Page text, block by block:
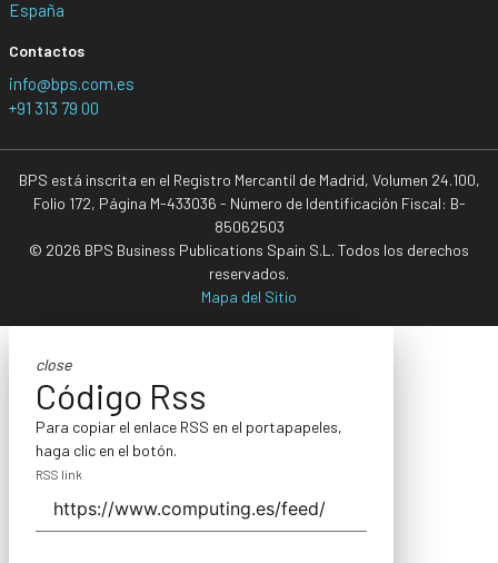
España
Contactos
info@bps.com.es
+91 313 79 00
BPS está inscrita en el Registro Mercantil de Madrid, Volumen 24.100,
Folio 172, Página M-433036 - Número de Identificación Fiscal: B-
85062503
© 2026 BPS Business Publications Spain S.L. Todos los derechos
reservados.
Mapa del Sitio
close
Código Rss
Para copiar el enlace RSS en el portapapeles,
haga clic en el botón.
RSS link